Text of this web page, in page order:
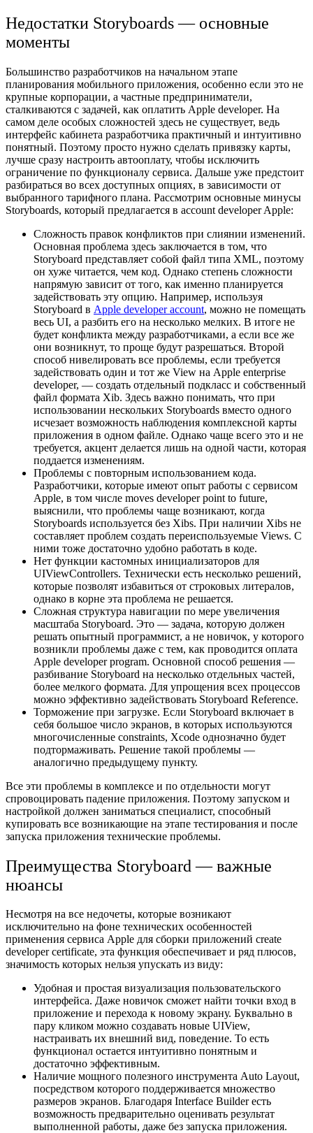
Недостатки Storyboards — основные
моменты
Большинство разработчиков на начальном этапе
планирования мобильного приложения, особенно если это не
крупные корпорации, а частные предприниматели,
сталкиваются с задачей, как оплатить Apple developer. На
самом деле особых сложностей здесь не существует, ведь
интерфейс кабинета разработчика практичный и интуитивно
понятный. Поэтому просто нужно сделать привязку карты,
лучше сразу настроить автооплату, чтобы исключить
ограничение по функционалу сервиса. Дальше уже предстоит
разбираться во всех доступных опциях, в зависимости от
выбранного тарифного плана. Рассмотрим основные минусы
Storyboards, который предлагается в account developer Apple:
Сложность правок конфликтов при слиянии изменений.
Основная проблема здесь заключается в том, что
Storyboard представляет собой файл типа XML, поэтому
он хуже читается, чем код. Однако степень сложности
напрямую зависит от того, как именно планируется
задействовать эту опцию. Например, используя
Storyboard в Apple developer account, можно не помещать
весь UI, а разбить его на несколько мелких. В итоге не
будет конфликта между разработчиками, а если все же
они возникнут, то проще будут разрешаться. Второй
способ нивелировать все проблемы, если требуется
задействовать один и тот же View на Apple enterprise
developer, — создать отдельный подкласс и собственный
файл формата Xib. Здесь важно понимать, что при
использовании нескольких Storyboards вместо одного
исчезает возможность наблюдения комплексной карты
приложения в одном файле. Однако чаще всего это и не
требуется, акцент делается лишь на одной части, которая
поддается изменениям.
Проблемы с повторным использованием кода.
Разработчики, которые имеют опыт работы с сервисом
Apple, в том числе moves developer point to future,
выяснили, что проблемы чаще возникают, когда
Storyboards используется без Xibs. При наличии Xibs не
составляет проблем создать переиспользуемые Views. С
ними тоже достаточно удобно работать в коде.
Нет функции кастомных инициализаторов для
UIViewControllers. Технически есть несколько решений,
которые позволят избавиться от строковых литералов,
однако в корне эта проблема не решается.
Сложная структура навигации по мере увеличения
масштаба Storyboard. Это — задача, которую должен
решать опытный программист, а не новичок, у которого
возникли проблемы даже с тем, как проводится оплата
Apple developer program. Основной способ решения —
разбивание Storyboard на несколько отдельных частей,
более мелкого формата. Для упрощения всех процессов
можно эффективно задействовать Storyboard Reference.
Торможение при загрузке. Если Storyboard включает в
себя большое число экранов, в которых используются
многочисленные constraints, Xcode однозначно будет
подтормаживать. Решение такой проблемы —
аналогично предыдущему пункту.
Все эти проблемы в комплексе и по отдельности могут
спровоцировать падение приложения. Поэтому запуском и
настройкой должен заниматься специалист, способный
купировать все возникающие на этапе тестирования и после
запуска приложения технические проблемы.
Преимущества Storyboard — важные
нюансы
Несмотря на все недочеты, которые возникают
исключительно на фоне технических особенностей
применения сервиса Apple для сборки приложений create
developer certificate, эта функция обеспечивает и ряд плюсов,
значимость которых нельзя упускать из виду:
Удобная и простая визуализация пользовательского
интерфейса. Даже новичок сможет найти точки вход в
приложение и перехода к новому экрану. Буквально в
пару кликом можно создавать новые UIView,
настраивать их внешний вид, поведение. То есть
функционал остается интуитивно понятным и
достаточно эффективным.
Наличие мощного полезного инструмента Auto Layout,
посредством которого поддерживается множество
размеров экранов. Благодаря Interface Builder есть
возможность предварительно оценивать результат
выполненной работы, даже без запуска приложения.